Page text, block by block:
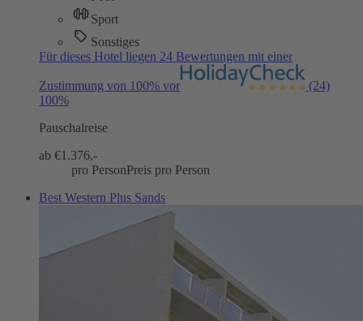
Sport
Sonstiges
Für dieses Hotel liegen 24 Bewertungen mit einer
Zustimmung von 100% vor
(24)
100%
Pauschalreise
ab €1.376,-
pro PersonPreis pro Person
Best Western Plus Sands